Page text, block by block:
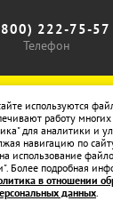
222-75-57
Телефон
используются
работу
для аналитики и
навигацию по
использование
Более подробная
в отношении
данных.